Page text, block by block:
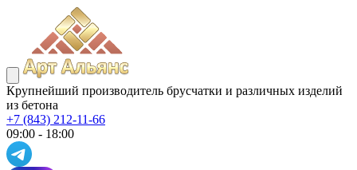
Крупнейший производитель брусчатки и различных изделий
из бетона
+7 (843) 212-11-66
09:00 - 18:00